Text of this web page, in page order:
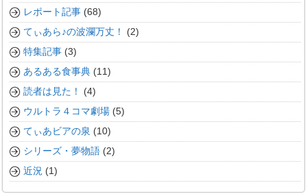
レポート記事 (68)
てぃあら♪の波瀾万丈！
(2)
特集記事 (3)
あるある食事典 (11)
読者は見た！
(4)
ウルトラ４コマ劇場 (5)
てぃあビアの泉 (10)
シリーズ・夢物語 (2)
近況 (1)